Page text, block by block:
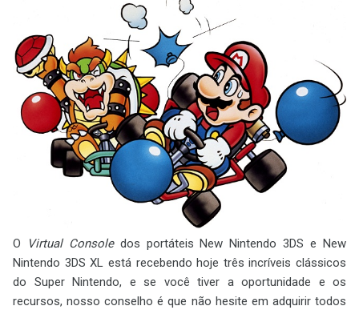
O Virtual Consoledos portáteis New Nintendo 3DS e New
Nintendo 3DS XL está recebendo hoje três incríveis clássicos
do Super Nintendo, e se você tiver a oportunidade e os
recursos, nosso conselho é que não hesite em adquirir todos